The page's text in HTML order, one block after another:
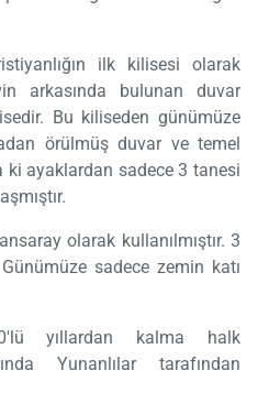
ilk kilisesi olarak
arkasında bulunan duvar
Bu kiliseden günümüze
örülmüş duvar ve temel
ki ayaklardan sadece 3 tanesi
olarak kullanılmıştır. 3
sadece zemin katı
yıllardan kalma halk
Yunanlılar tarafından